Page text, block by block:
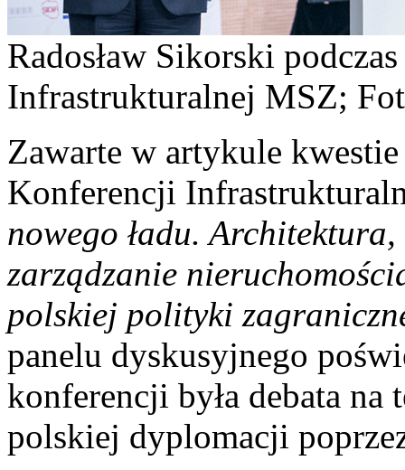
Radosław Sikorski
Infrastrukturalnej MSZ;
Zawarte w artykule
Konferencji
nowego ładu.
zarządzanie
polskiej polityki
panelu dyskusyjnego
konferencji była debata
polskiej dyplomacji